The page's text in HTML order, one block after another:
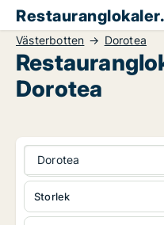
Västerbotten Dorotea
Dorotea
Dorotea
Storlek